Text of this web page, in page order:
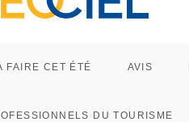
FAIRE CET ÉTÉ AVIS
DU TOURISME